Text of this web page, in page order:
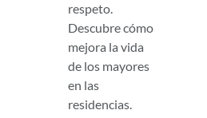
respeto.
Descubre cómo
mejora la vida
de los mayores
en las
residencias.